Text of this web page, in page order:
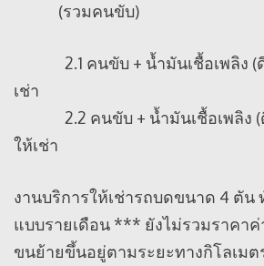
(รวมคนขับ)
2.1 คนขับ + น้ำมันเชื้อเพลิง (
เช่า
2.2 คนขับ + น้ำมันเชื้อเพลิง (
ให้เช่า
งานบริการให้เช่ารถบดขนาด 4 ตัน
แบบรายเดือน *** ยังไม่รวมราคา
ขนย้ายขึ้นอยู่ตามระยะทางกิโลเมต